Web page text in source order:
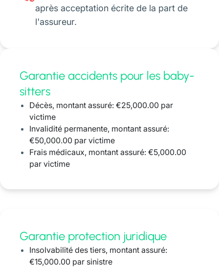
après acceptation écrite de la part de
l'assureur.
Garantie accidents pour les baby-
sitters
Décès, montant assuré: €25,000.00 par
victime
Invalidité permanente, montant assuré:
€50,000.00 par victime
Frais médicaux, montant assuré: €5,000.00
par victime
Garantie protection juridique
Insolvabilité des tiers, montant assuré:
€15,000.00 par sinistre